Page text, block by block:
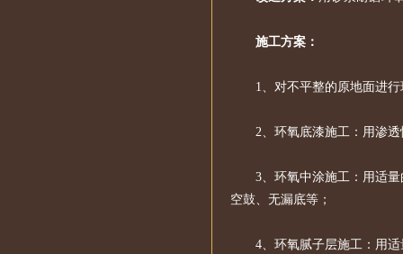
施工方案：
1、对不平整的原地面进
2、环氧底漆施工：用渗
3、环氧中涂施工：用适
空鼓、无漏底等；
4、环氧腻子层施工：用